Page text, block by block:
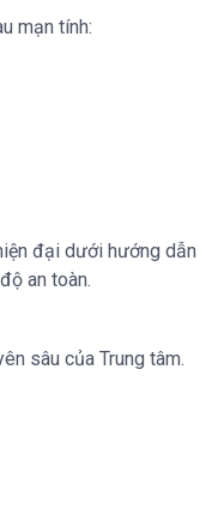
mạn tính:
đại dưới hướng dẫn
an toàn.
sâu của Trung tâm.